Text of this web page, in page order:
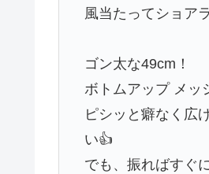
風当たってショア
ゴン太な49cm！
ボトムアップ メッ
ピシッと癖なく広
い👍
でも、振ればすぐ